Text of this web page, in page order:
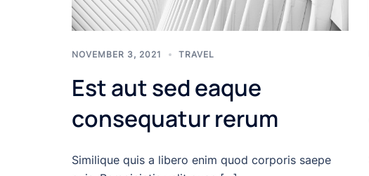
NOVEMBER 3, 2021 TRAVEL
Est aut sed eaque
consequatur rerum
Similique quis a libero enim quod corporis saepe